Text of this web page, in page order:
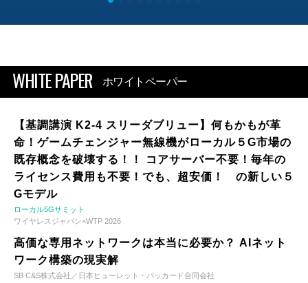
WHITE PAPER ホワイトペーパー
【基調講演 K2-4 スリーダブリュー】何もかもが革
命！ゲームチェンジャー無線機がローカル５G市場の
既存概念を破壊する！！ コアサーバー不要！毎年の
ライセンス費用も不要！でも、超安価！ の新しい５
Gモデル
ローカル5Gサミット
ワイヤレスジャパン×WTP 2026
高価な専用ネットワークは本当に必要か？ AIネット
ワーク構築の現実解
SB C&S株式会社／日本ヒューレット・パッカード合同会社